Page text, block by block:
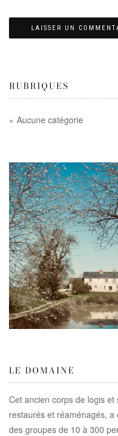
RUBRIQUES
Aucune catégorie
LE DOMAINE
Cet ancien corps de logis et
restaurés et réaménagés,
des groupes de 10 à 300